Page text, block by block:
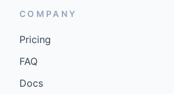
COMPANY
Pricing
FAQ
Docs